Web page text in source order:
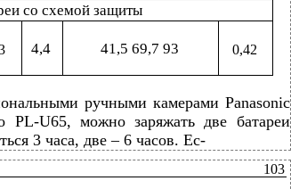
со схемой защиты
4,4 41,5 69,7 93 0,42
ручными камерами Panasonic
PL-U65, можно заряжать две батареи
3 часа, две – 6 часов. Ес-
103